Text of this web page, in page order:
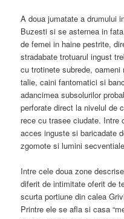
A doua jumatate a drumului
Buzesti si se asternea in
de femei in haine pestrite,
stradabate trotuarul ingust
cu trotinete subrede,
talie, caini fantomatici si
adancimea subsolurilor
perforate direct la nivelul de
rece cu trasee ciudate. Intre
acces inguste si baricadate
zgomote si lumini
Intre cele doua zone
diferit de intimitate oferit de
scurta portiune din calea
Printre ele se afla si casa